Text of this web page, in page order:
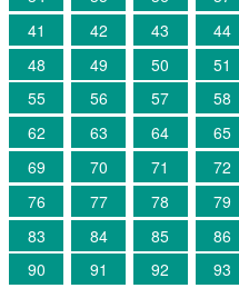
41
42 43 44
48
49 50 51
55
56 57 58
62
63 64 65
69
70 71 72
76
77 78 79
83
84 85 86
90
91 92 93